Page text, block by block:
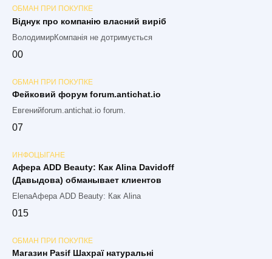
ОБМАН ПРИ ПОКУПКЕ
Віднук про компанію власний виріб
ВолодимирКомпанія не дотримується
00
ОБМАН ПРИ ПОКУПКЕ
Фейковий форум forum.antichat.io
Евгенийforum.antichat.io forum.
07
ИНФОЦЫГАНЕ
Афера ADD Beauty: Как Alina Davidoff
(Давыдова) обманывает клиентов
ElenaАфера ADD Beauty: Как Alina
015
ОБМАН ПРИ ПОКУПКЕ
Магазин Pasif Шахраї натуральні